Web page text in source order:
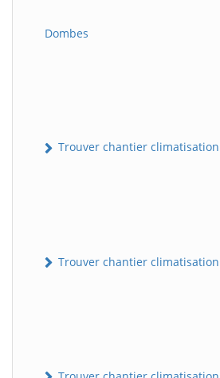
Dombes
Trouver chantier
Trouver chantier